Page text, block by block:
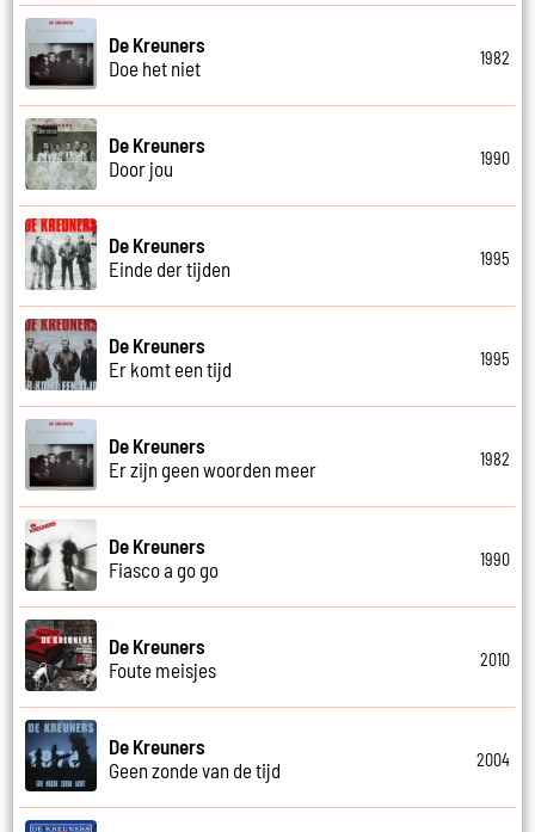
De Kreuners
Doe het niet
1982
De Kreuners
Door jou
1990
De Kreuners
Einde der tijden
1995
De Kreuners
Er komt een tijd
1995
De Kreuners
Er zijn geen woorden meer
1982
De Kreuners
Fiasco a go go
1990
De Kreuners
Foute meisjes
2010
De Kreuners
Geen zonde van de tijd
2004